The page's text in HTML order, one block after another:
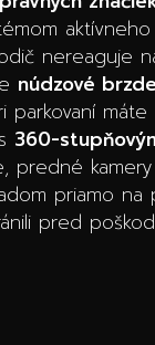
aktívneho
nereaguje
núdzové
parkovaní máte
360-
predné
priamo na
pred